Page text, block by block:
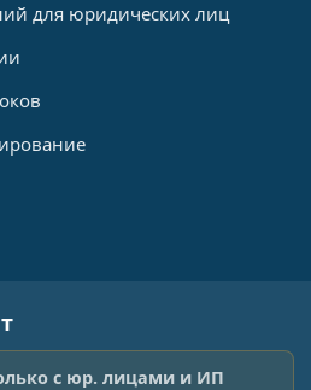
для юридических лиц
с юр. лицами и ИП